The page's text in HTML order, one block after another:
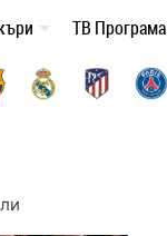
ТВ Програма